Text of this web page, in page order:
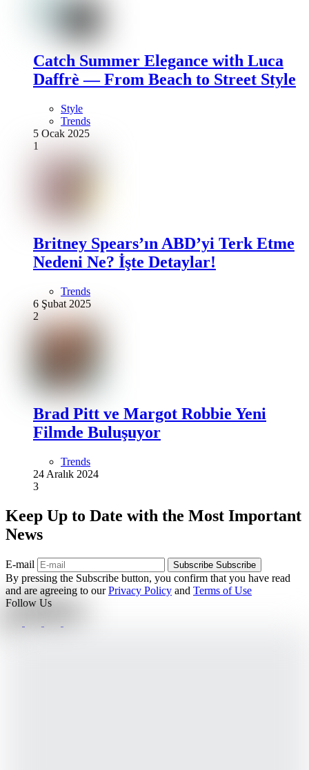
Catch Summer Elegance with Luca
Daffrè — From Beach to Street Style
Style
Trends
5 Ocak 2025
1
Britney Spears’ın ABD’yi Terk Etme
Nedeni Ne? İşte Detaylar!
Trends
6 Şubat 2025
2
Brad Pitt ve Margot Robbie Yeni
Filmde Buluşuyor
Trends
24 Aralık 2024
3
Keep Up to Date with the Most Important
News
E-mail Subscribe Subscribe
By pressing the Subscribe button, you confirm that you have read
and are agreeing to ourPrivacy Policy and Terms of Use
Follow Us